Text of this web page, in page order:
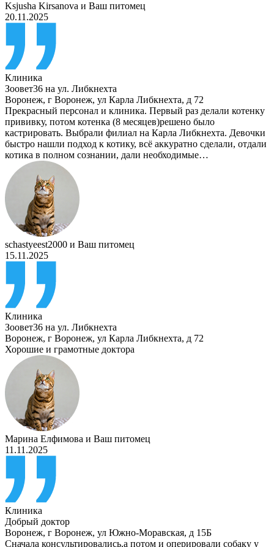
Ksjusha Kirsanova и Ваш питомец
20.11.2025
Клиника
Зоовет36 на ул. Либкнехта
Воронеж, г Воронеж, ул Карла Либкнехта, д 72
Прекрасный персонал и клиника. Первый раз делали котенку
прививку, потом котенка (8 месяцев)решено было
кастрировать. Выбрали филиал на Карла Либкнехта. Девочки
быстро нашли подход к котику, всё аккуратно сделали, отдали
котика в полном сознании, дали необходимые…
schastyeest2000 и Ваш питомец
15.11.2025
Клиника
Зоовет36 на ул. Либкнехта
Воронеж, г Воронеж, ул Карла Либкнехта, д 72
Хорошие и грамотные доктора
Марина Елфимова и Ваш питомец
11.11.2025
Клиника
Добрый доктор
Воронеж, г Воронеж, ул Южно-Моравская, д 15Б
Сначала консультировались,а потом и оперировали собаку у